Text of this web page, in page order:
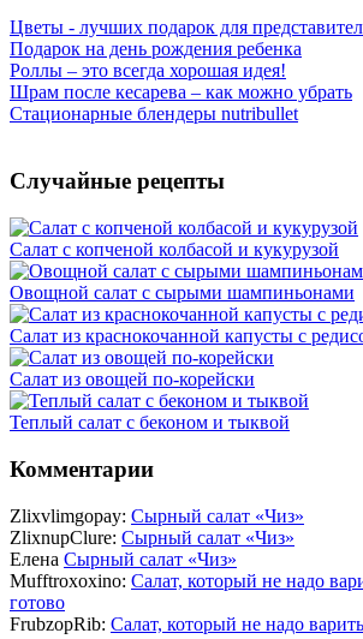
Цветы - лучших подарок для
Подарок на день рождения ребенка
Роллы – это всегда хорошая идея!
Шрам после кесарева – как можно убрать
Стационарные блендеры nutribullet
Случайные рецепты
Салат с копченой колбасой и кукурузой
Овощной салат с сырыми шампиньонами
Салат из краснокочанной капусты с
Салат из овощей по-корейски
Теплый салат с беконом и тыквой
Комментарии
Zlixvlimgopay: Сырный салат «Чиз»
ZlixnupClure: Сырный салат «Чиз»
Елена Сырный салат «Чиз»
Mufftroxoxino: Салат, который не надо
готово
FrubzopRib: Салат, который не надо